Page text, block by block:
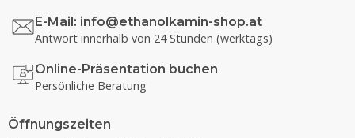
E-Mail: info@ethanolkamin-shop.at
Antwort innerhalb von 24 Stunden (werktags)
Online-Präsentation buchen
Persönliche Beratung
Öffnungszeiten